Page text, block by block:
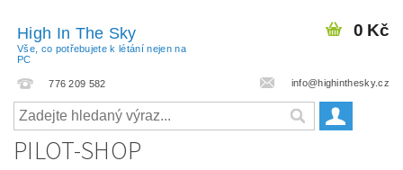
High In The Sky
Vše, co potřebujete k létání nejen na
PC
776 209 582 info@highinthesky.cz
0 Kč
PILOT-SHOP